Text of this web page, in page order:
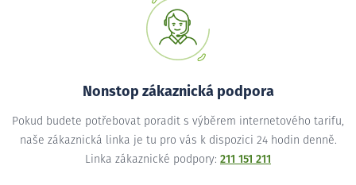
Nonstop zákaznická podpora
Pokud budete potřebovat poradit s výběrem internetového tarifu,
naše zákaznická linka je tu pro vás k dispozici 24 hodin denně.
Linka zákaznické podpory: 211 151 211